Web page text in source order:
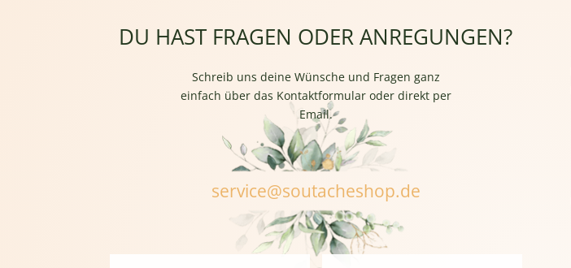
DU HAST FRAGEN ODER ANREGUNGEN?
Schreib uns deine Wünsche und Fragen ganz
einfach über das Kontaktformular oder direkt per
Email.
service@soutacheshop.de